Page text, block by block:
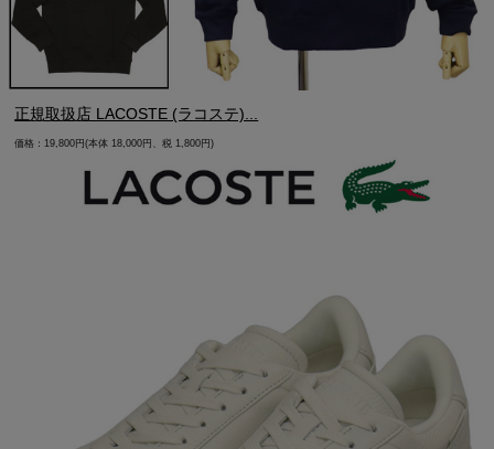
正規取扱店 LACOSTE (ラコステ)...
価格：19,800円(本体 18,000円、税 1,800円)